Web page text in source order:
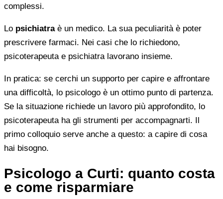
complessi.
Lo psichiatraè un medico. La sua peculiarità è poter
prescrivere farmaci. Nei casi che lo richiedono,
psicoterapeuta e psichiatra lavorano insieme.
In pratica: se cerchi un supporto per capire e affrontare
una difficoltà, lo psicologo è un ottimo punto di partenza.
Se la situazione richiede un lavoro più approfondito, lo
psicoterapeuta ha gli strumenti per accompagnarti. Il
primo colloquio serve anche a questo: a capire di cosa
hai bisogno.
Psicologo a Curti: quanto costa
e come risparmiare